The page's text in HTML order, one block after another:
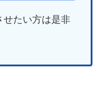
せたい方は是非